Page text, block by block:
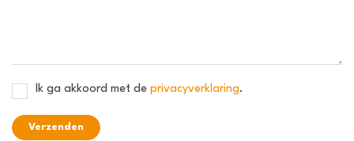
Ik ga akkoord met de privacyverklaring.
Verzenden